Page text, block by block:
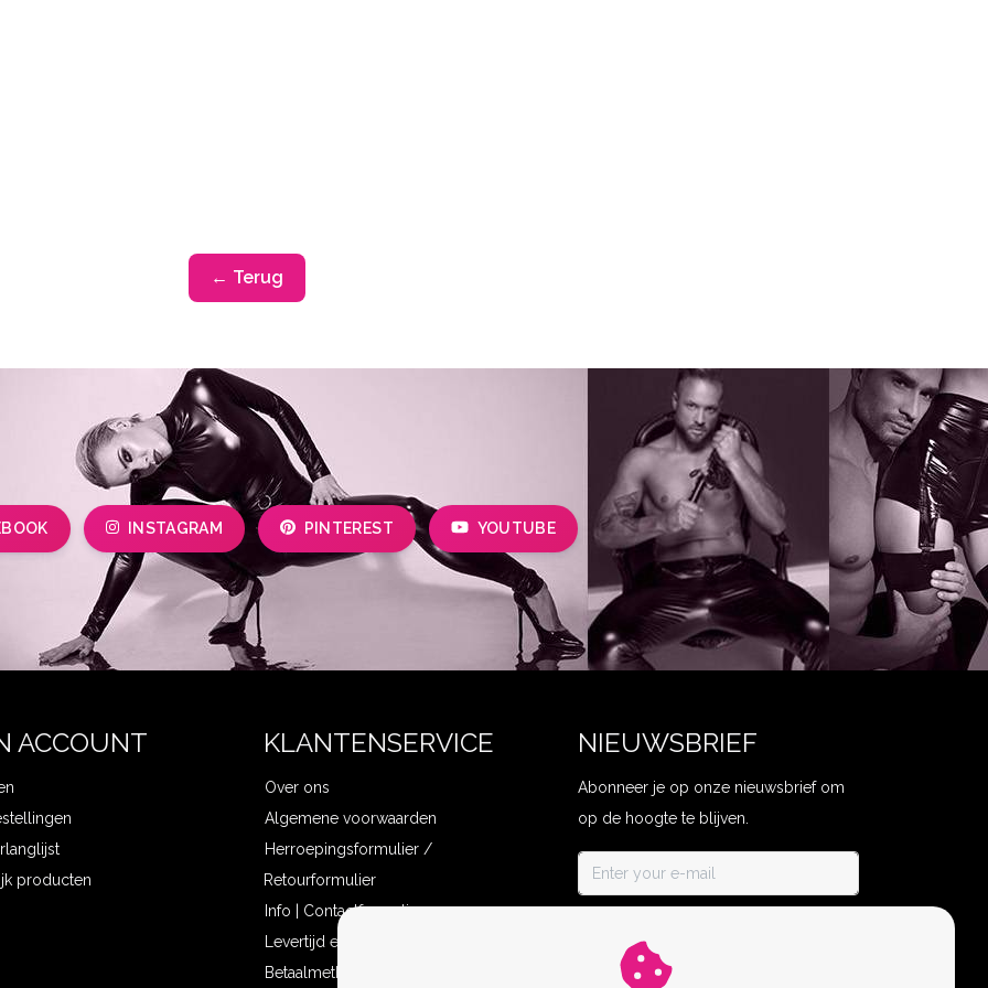
← Terug
INSTAGRAM PINTEREST YOUTUBE
ACCOUNT
producten
KLANTENSERVICE
Over ons
Algemene voorwaarden
Herroepingsformulier /
Retourformulier
Info | Contactformulier
Levertijd en verzendkosten
Betaalmethoden
NIEUWSBRIEF
Abonneer je op onze nieuwsbrief om
op de hoogte te blijven.